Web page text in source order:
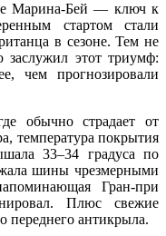
Марина-Бей — ключ к
стартом стали
в сезоне. Тем не
этот триумф:
чем прогнозировали
обычно страдает от
температура покрытия
33–34 градуса по
шины чрезмерными
Гран-при
Плюс свежие
переднего антикрыла.